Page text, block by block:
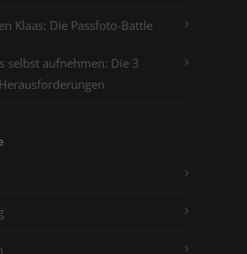
Klaas: Die Passfoto-Battle
selbst aufnehmen: Die 3